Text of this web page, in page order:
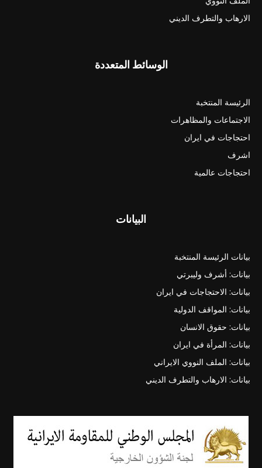
الارهاب والتطرف الديني
الوسائط المتعددة
الرئيسة المنتخبة
الاجتماعات والمظاهرات
احتجاجات في ايران
اشرف
احتجاجات عالمية
البيانات
بيانات الرئيسة المنتخبة
بيانات: أشرف وليبرتي
بيانات: الاحتجاجات في ايران
بيانات: المواقف الدولية
بيانات: حقوق الانسان
بيانات: المرأة في ايران
بيانات: الملف النووي الايراني
بيانات: الارهاب والتطرف الديني